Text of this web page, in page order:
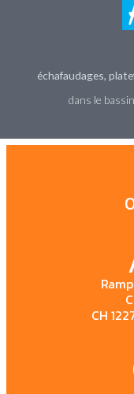
échafaudages,
dans le
CH